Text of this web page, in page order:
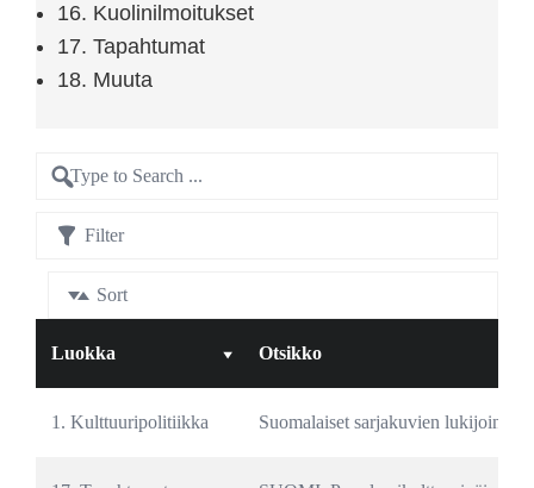
16. Kuolinilmoitukset
17. Tapahtumat
18. Muuta
Filter
Sort
Luokka Otsikko
1. Kulttuuripolitiikka Suomalaiset sarjakuvien lukijoina